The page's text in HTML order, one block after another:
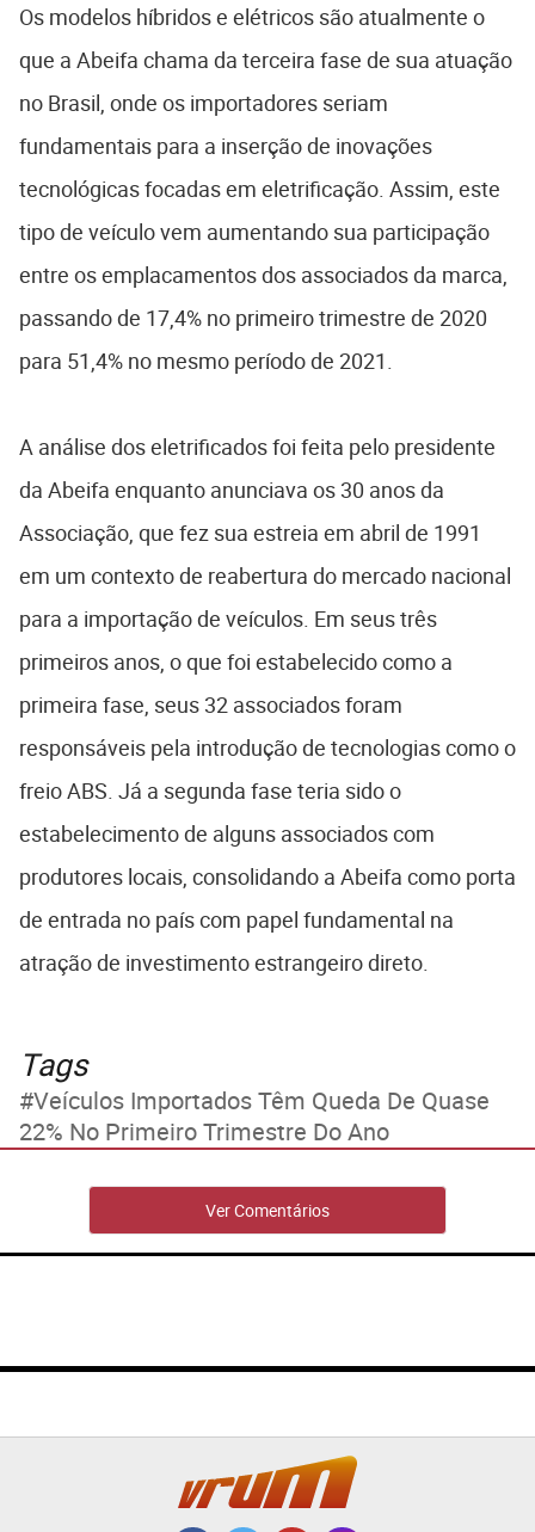
Os modelos híbridos e elétricos são atualmente o
que a Abeifa chama da terceira fase de sua atuação
no Brasil, onde os importadores seriam
fundamentais para a inserção de inovações
tecnológicas focadas em eletrificação. Assim, este
tipo de veículo vem aumentando sua participação
entre os emplacamentos dos associados da marca,
passando de 17,4% no primeiro trimestre de 2020
para 51,4% no mesmo período de 2021.
A análise dos eletrificados foi feita pelo presidente
da Abeifa enquanto anunciava os 30 anos da
Associação, que fez sua estreia em abril de 1991
em um contexto de reabertura do mercado nacional
para a importação de veículos. Em seus três
primeiros anos, o que foi estabelecido como a
primeira fase, seus 32 associados foram
responsáveis pela introdução de tecnologias como o
freio ABS. Já a segunda fase teria sido o
estabelecimento de alguns associados com
produtores locais, consolidando a Abeifa como porta
de entrada no país com papel fundamental na
atração de investimento estrangeiro direto.
Tags
Veículos Importados Têm Queda De Quase
22% No Primeiro Trimestre Do Ano
Ver Comentários